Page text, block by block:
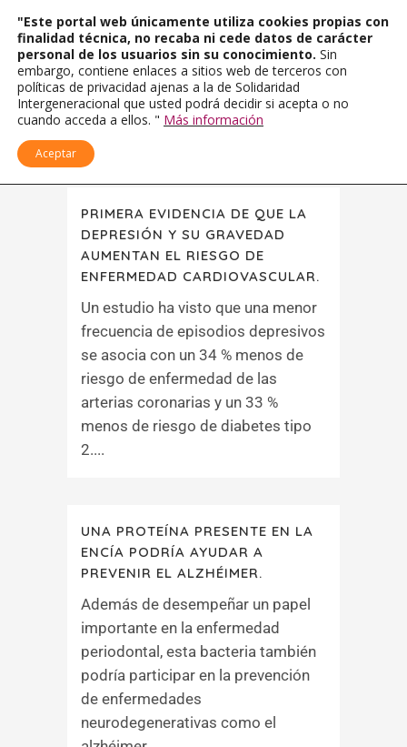
PRIMERA EVIDENCIA DE QUE LA
DEPRESIÓN Y SU GRAVEDAD
AUMENTAN EL RIESGO DE
ENFERMEDAD CARDIOVASCULAR.
Un estudio ha visto que una menor
frecuencia de episodios depresivos
se asocia con un 34 % menos de
riesgo de enfermedad de las
arterias coronarias y un 33 %
menos de riesgo de diabetes tipo
2....
UNA PROTEÍNA PRESENTE EN LA
ENCÍA PODRÍA AYUDAR A
PREVENIR EL ALZHÉIMER.
Además de desempeñar un papel
importante en la enfermedad
periodontal, esta bacteria también
podría participar en la prevención
de enfermedades
neurodegenerativas como el
"Este portal web únicamente utiliza cookies propias con
finalidad técnica, no recaba ni cede datos de carácter
personal de los usuarios sin su conocimiento. Sin
embargo, contiene enlaces a sitios web de terceros con
políticas de privacidad ajenas a la de Solidaridad
Intergeneracional que usted podrá decidir si acepta o no
cuando acceda a ellos. " Más información
Aceptar